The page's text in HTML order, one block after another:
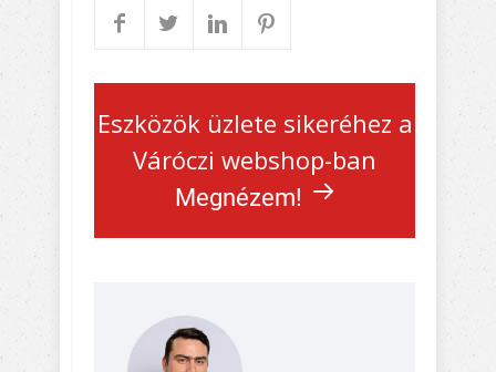
Eszközök üzlete sikeréhez a
Váróczi webshop-ban
Megnézem!